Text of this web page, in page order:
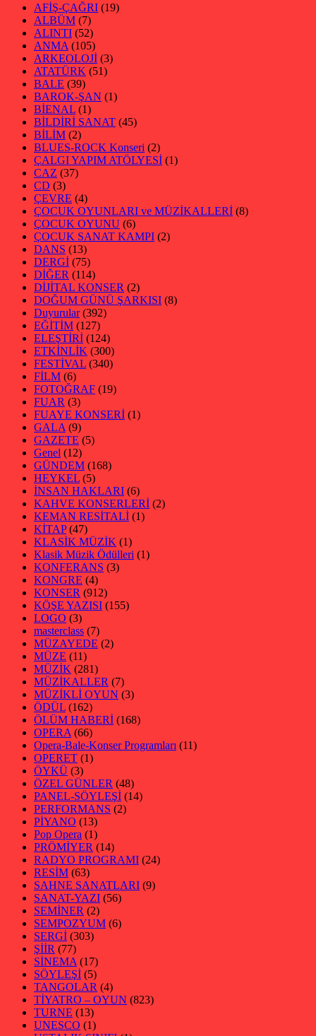
AFİŞ-ÇAĞRI (19)
ALBÜM (7)
ALINTI (52)
ANMA (105)
ARKEOLOJİ (3)
ATATÜRK (51)
BALE (39)
BAROK-ŞAN (1)
BİENAL (1)
BİLDİRİ SANAT (45)
BİLİM (2)
BLUES-ROCK Konseri (2)
ÇALGI YAPIM ATÖLYESİ (1)
CAZ (37)
CD (3)
ÇEVRE (4)
ÇOCUK OYUNLARI ve MÜZİKALLERİ (8)
ÇOCUK OYUNU (6)
ÇOCUK SANAT KAMPI (2)
DANS (13)
DERGİ (75)
DİĞER (114)
DİJİTAL KONSER (2)
DOĞUM GÜNÜ ŞARKISI (8)
Duyurular(392)
EĞİTİM (127)
ELEŞTİRİ (124)
ETKİNLİK (300)
FESTİVAL (340)
FİLM (6)
FOTOĞRAF (19)
FUAR (3)
FUAYE KONSERİ (1)
GALA (9)
GAZETE (5)
Genel (12)
GÜNDEM (168)
HEYKEL (5)
İNSAN HAKLARI (6)
KAHVE KONSERLERİ (2)
KEMAN RESİTALİ (1)
KİTAP(47)
KLASİK MÜZİK (1)
Klasik Müzik Ödülleri (1)
KONFERANS (3)
KONGRE (4)
KONSER (912)
KÖŞE YAZISI (155)
LOGO (3)
masterclass (7)
MÜZAYEDE (2)
MÜZE (11)
MÜZİK (281)
MÜZİKALLER (7)
MÜZİKLİ OYUN (3)
ÖDÜL (162)
ÖLÜM HABERİ (168)
OPERA (66)
Opera-Bale-Konser Programları (11)
OPERET (1)
ÖYKÜ (3)
ÖZEL GÜNLER (48)
PANEL-SÖYLEŞİ (14)
PERFORMANS (2)
PİYANO (13)
Pop Opera (1)
PRÖMİYER (14)
RADYO PROGRAMI (24)
RESİM (63)
SAHNE SANATLARI (9)
SANAT-YAZI (56)
SEMİNER (2)
SEMPOZYUM (6)
SERGİ (303)
ŞİİR (77)
SİNEMA (17)
SÖYLEŞİ (5)
TANGOLAR (4)
TİYATRO – OYUN (823)
TURNE (13)
UNESCO (1)